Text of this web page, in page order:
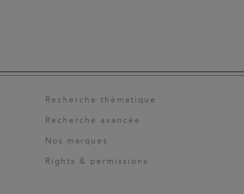
Recherche thématique
Recherche avancée
Nos marques
Rights & permissions